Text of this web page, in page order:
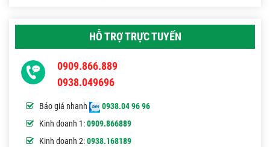
HỖ TRỢ TRỰC TUYẾN
0909.866.889
0938.049696
Báo giá nhanh
0938.04 96 96
Kinh doanh 1:0909.866889
Kinh doanh 2:0938.168189